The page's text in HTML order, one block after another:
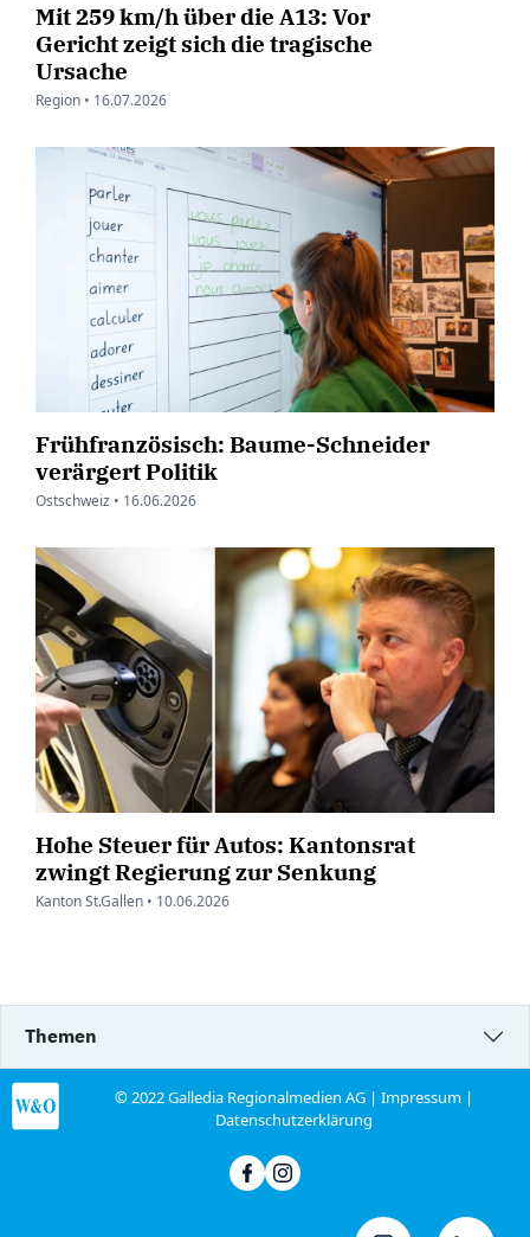
Mit 259 km/h über die A13: Vor
Gericht zeigt sich die tragische
Ursache
Region • 16.07.2026
Frühfranzösisch: Baume-Schneider
verärgert Politik
Ostschweiz • 16.06.2026
Hohe Steuer für Autos: Kantonsrat
zwingt Regierung zur Senkung
Kanton St.Gallen • 10.06.2026
Themen
© 2022 Galledia Regionalmedien AG |Impressum |
Datenschutzerklärung